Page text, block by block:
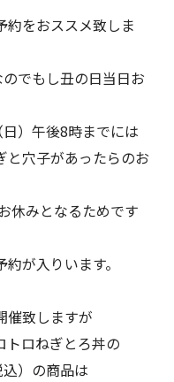
約をおススメ致しま
でもし丑の日当日お
）午後8時までには
と穴子があったらのお
休みとなるためです
が入りいます。
催致しますが
トロねぎとろ丼の
）の商品は